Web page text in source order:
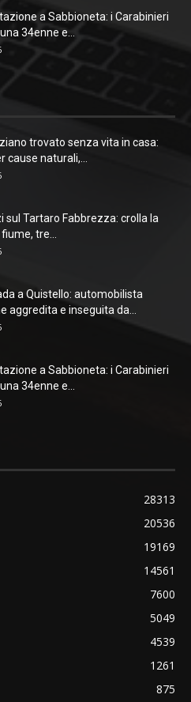
a Sabbioneta: i Carabinieri
34enne e...
trovato senza vita in casa:
cause naturali,...
sul Tartaro Fabbrezza: crolla la
tre...
a Quistello: automobilista
aggredita e inseguita da...
a Sabbioneta: i Carabinieri
34enne e...
28313
20536
19169
14561
7600
5049
4539
1261
875